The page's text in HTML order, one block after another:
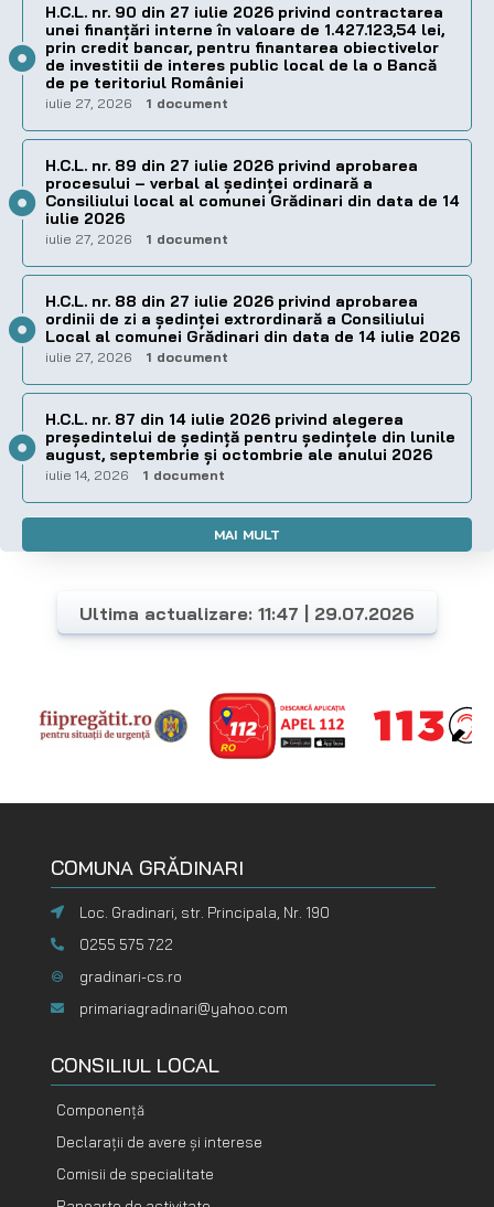
H.C.L. nr. 90 din 27 iulie 2026 privind contractarea
unei finanțări interne în valoare de 1.427.123,54 lei,
prin credit bancar, pentru finantarea obiectivelor
de investitii de interes public local de la o Bancă
de pe teritoriul României
iulie 27, 2026 1 document
H.C.L. nr. 89 din 27 iulie 2026 privind aprobarea
procesului – verbal al şedinţei ordinară a
Consiliului local al comunei Grădinari din data de 14
iulie 2026
iulie 27, 2026 1 document
H.C.L. nr. 88 din 27 iulie 2026 privind aprobarea
ordinii de zi a şedinţei extrordinară a Consiliului
Local al comunei Grădinari din data de 14 iulie 2026
iulie 27, 2026 1 document
H.C.L. nr. 87 din 14 iulie 2026 privind alegerea
preşedintelui de şedinţă pentru ședințele din lunile
august, septembrie și octombrie ale anului 2026
iulie 14, 2026 1 document
MAI MULT
Ultima actualizare: 11:47 | 29.07.2026
COMUNA GRĂDINARI
Loc. Gradinari, str. Principala, Nr. 190
0255 575 722
gradinari-cs.ro
primariagradinari@yahoo.com
CONSILIUL LOCAL
Componență
Declarații de avere și interese
Comisii de specialitate